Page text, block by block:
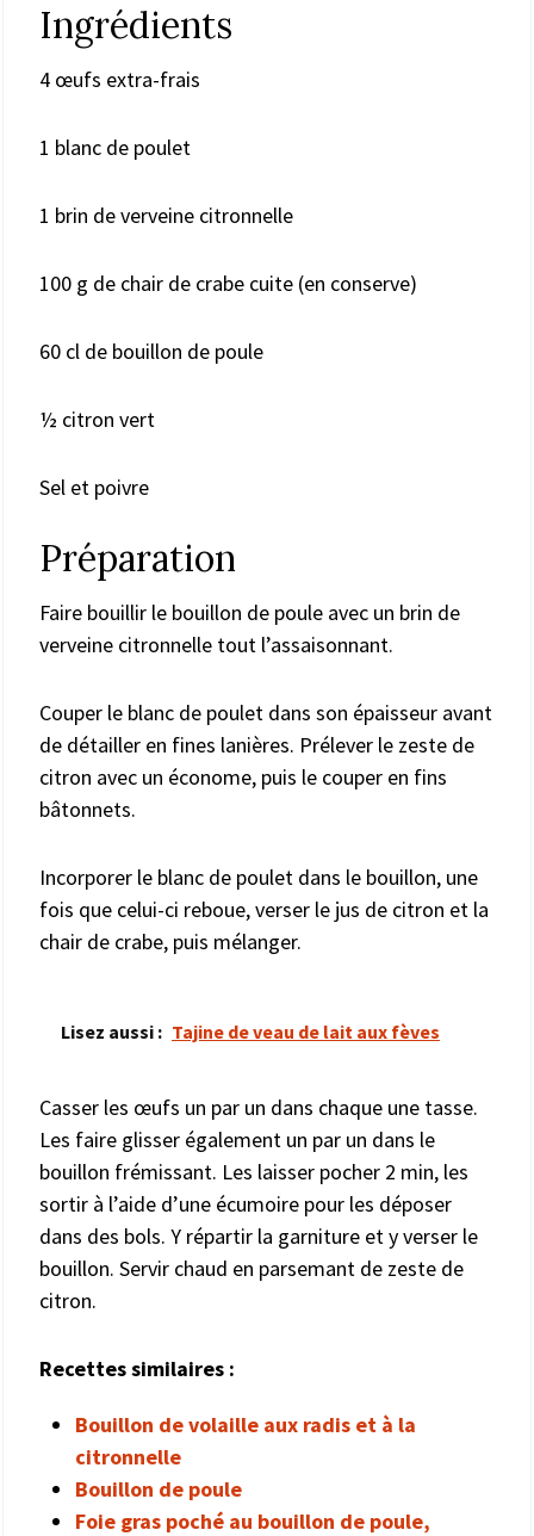
Ingrédients
4 œufs extra-frais
1 blanc de poulet
1 brin de verveine citronnelle
100 g de chair de crabe cuite (en conserve)
60 cl de bouillon de poule
½ citron vert
Sel et poivre
Préparation
Faire bouillir le bouillon de poule avec un brin de
verveine citronnelle tout l’assaisonnant.
Couper le blanc de poulet dans son épaisseur avant
de détailler en fines lanières. Prélever le zeste de
citron avec un économe, puis le couper en fins
bâtonnets.
Incorporer le blanc de poulet dans le bouillon, une
fois que celui-ci reboue, verser le jus de citron et la
chair de crabe, puis mélanger.
Lisez aussi : Tajine de veau de lait aux fèves
Casser les œufs un par un dans chaque une tasse.
Les faire glisser également un par un dans le
bouillon frémissant. Les laisser pocher 2 min, les
sortir à l’aide d’une écumoire pour les déposer
dans des bols. Y répartir la garniture et y verser le
bouillon. Servir chaud en parsemant de zeste de
citron.
Recettes similaires :
Bouillon de volaille aux radis et à la
citronnelle
Bouillon de poule
Foie gras poché au bouillon de poule,